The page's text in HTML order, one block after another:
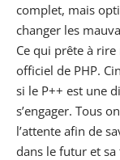
complet, mais
changer les
Ce qui prête à
officiel de PHP.
si le P++ est une
s’engager. Tous
l’attente afin de
dans le futur et